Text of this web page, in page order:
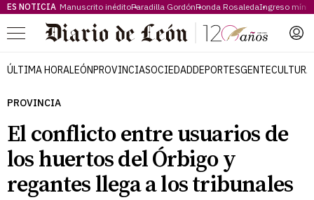
ES NOTICIA Manuscrito inéditoParadilla GordónRonda RosaledaIngreso
Menú
ÚLTIMA HORALEÓNPROVINCIASOCIEDADDEPORTESGENTECULTURA
PROVINCIA
El conflicto entre usuarios de
los huertos del Órbigo y
regantes llega a los tribunales